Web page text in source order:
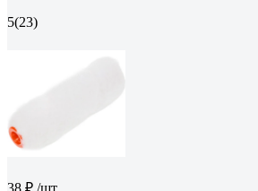
5(23)
38 ₽ /шт